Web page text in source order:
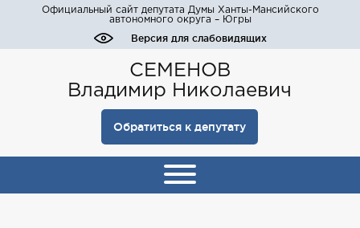
Официальный сайт депутата Думы Ханты-Мансийского
автономного округа – Югры
Версия для слабовидящих
СЕМЕНОВ
Владимир Николаевич
Обратиться к депутату